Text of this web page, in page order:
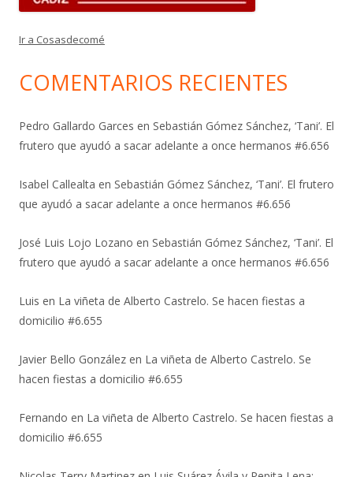
Ir a Cosasdecomé
COMENTARIOS RECIENTES
Pedro Gallardo Garces en Sebastián Gómez Sánchez, ‘Tani’. El
frutero que ayudó a sacar adelante a once hermanos #6.656
Isabel Callealta en Sebastián Gómez Sánchez, ‘Tani’. El frutero
que ayudó a sacar adelante a once hermanos #6.656
José Luis Lojo Lozano en Sebastián Gómez Sánchez, ‘Tani’. El
frutero que ayudó a sacar adelante a once hermanos #6.656
Luis en La viñeta de Alberto Castrelo. Se hacen fiestas a
domicilio #6.655
Javier Bello González en La viñeta de Alberto Castrelo. Se
hacen fiestas a domicilio #6.655
Fernando en La viñeta de Alberto Castrelo. Se hacen fiestas a
domicilio #6.655